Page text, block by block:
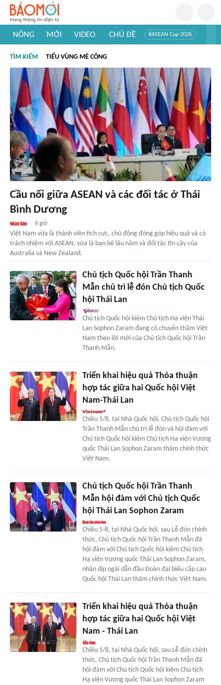
NÓNG MỚI VIDEO CHỦ ĐỀ #ASEAN Cup 2026
#Khám phá thế giới
TÌM KIẾM TIỂU VÙNG MÊ CÔNG
Cầu nối giữa ASEAN và các đối tác ở Thái
Bình Dương
6 giờ
Việt Nam vừa là thành viên tích cực, chủ động đóng góp hiệu quả và có
trách nhiệm với ASEAN, vừa là bạn bè lâu năm và đối tác tin cậy của
Australia và New Zealand.
Chủ tịch Quốc hội Trần Thanh
Mẫn chủ trì lễ đón Chủ tịch Quốc
hội Thái Lan
Chủ tịch Quốc hội kiêm Chủ tịch Hạ viện Thái
Lan Sophon Zaram đang có chuyến thăm Việt
Nam theo lời mời của Chủ tịch Quốc hội Trần
Thanh Mẫn.
Triển khai hiệu quả Thỏa thuận
hợp tác giữa hai Quốc hội Việt
Nam-Thái Lan
Chiều 5/8, tại Nhà Quốc hội, Chủ tịch Quốc hội
Trần Thanh Mẫn chủ trì lễ đón và hội đàm với
Chủ tịch Quốc hội kiêm Chủ tịch Hạ viện Vương
quốc Thái Lan Sophon Zaram thăm chính thức
Việt Nam.
Chủ tịch Quốc hội Trần Thanh
Mẫn hội đàm với Chủ tịch Quốc
hội Thái Lan Sophon Zaram
Chiều 5-8, tại Nhà Quốc hội, sau Lễ đón chính
thức, Chủ tịch Quốc hội Trần Thanh Mẫn đã
hội đàm với Chủ tịch Quốc hội kiêm Chủ tịch
Hạ viện Vương quốc Thái Lan Sophon Zaram,
nhân dịp ngài dẫn đầu Đoàn đại biểu cấp cao
Quốc hội Thái Lan thăm chính thức Việt Nam.
Triển khai hiệu quả Thỏa thuận
hợp tác giữa hai Quốc hội Việt
Nam - Thái Lan
Chiều 5/8, tại Nhà Quốc hội, sau Lễ đón chính
thức, Chủ tịch Quốc hội Trần Thanh Mẫn đã
hội đàm với Chủ tịch Quốc hội kiêm Chủ tịch
Hạ viện Vương quốc Thái Lan Sophon Zaram